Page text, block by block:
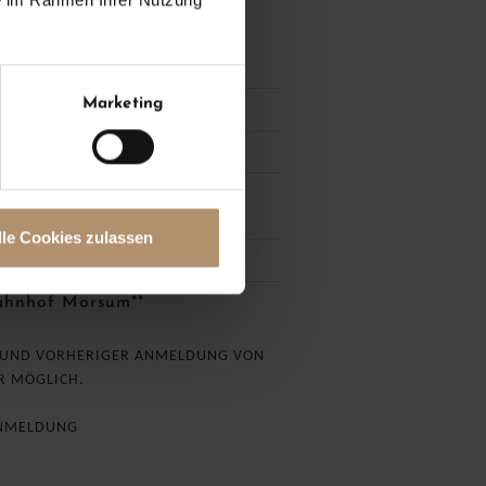
Marketing
Cookies zulassen
WLAN
Sauna und
Morsum**
VORHERIGER ANMELDUNG VON
MÖGLICH.